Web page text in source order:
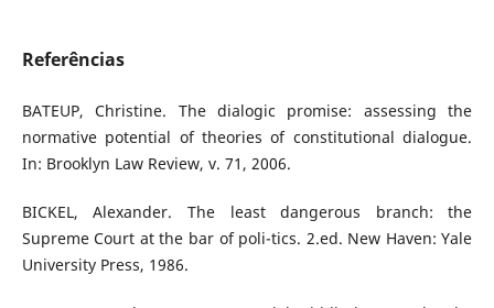
Referências
BATEUP, Christine. The dialogic promise: assessing the
normative potential of theories of constitutional dialogue.
In: Brooklyn Law Review, v. 71, 2006.
BICKEL, Alexander. The least dangerous branch: the
Supreme Court at the bar of poli-tics. 2.ed. New Haven: Yale
University Press, 1986.